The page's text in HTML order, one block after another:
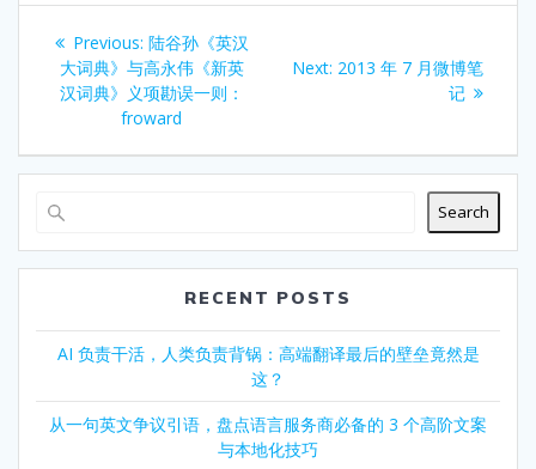
Post
navigation
Previous: Previous
post:
陆谷孙《英汉
大词典》与高永伟《新英
汉词典》义项勘误一则：
froward
Next: Next
2013 年 7 月微博笔
记
Search
RECENT POSTS
AI 负责干活，人类负责背锅：高端翻译最后的壁垒竟然是
这？
从一句英文争议引语，盘点语言服务商必备的 3 个高阶文案
与本地化技巧